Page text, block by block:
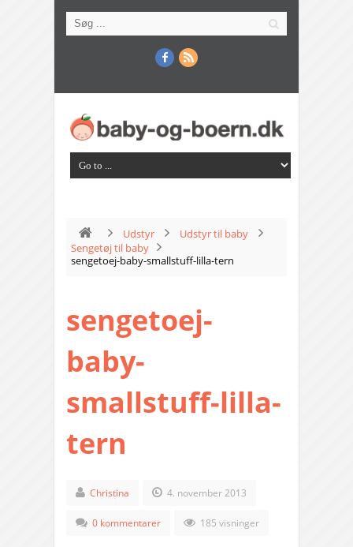
Udstyr
Udstyr til baby
Sengetøj til baby
sengetoej-baby-smallstuff-lilla-tern
sengetoej-
baby-
smallstuff-lilla-
tern
Christina 4. november 2013
0 kommentarer 185 visninger